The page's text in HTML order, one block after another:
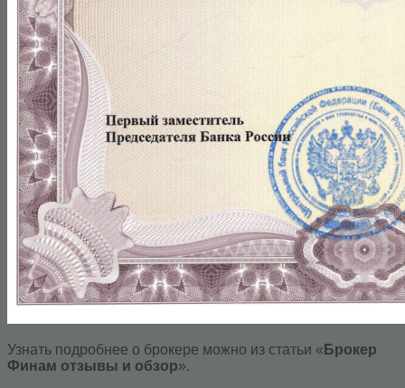
Узнать подробнее о брокере можно из статьи « Брокер
Финам отзывы и обзор».